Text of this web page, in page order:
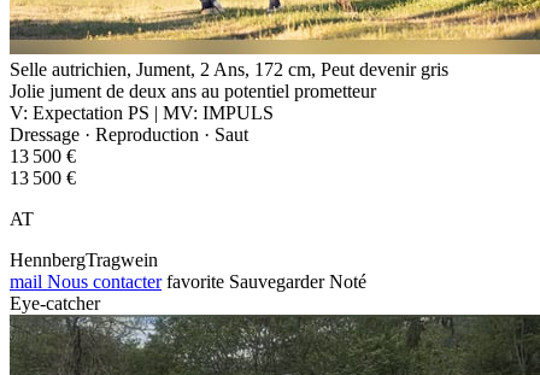
Selle autrichien, Jument, 2 Ans, 172 cm, Peut devenir gris
Jolie jument de deux ans au potentiel prometteur
V: Expectation PS | MV: IMPULS
Dressage · Reproduction · Saut
13 500 €
13 500 €
AT
HennbergTragwein
mail Nous contacter favorite Sauvegarder Noté
Eye-catcher